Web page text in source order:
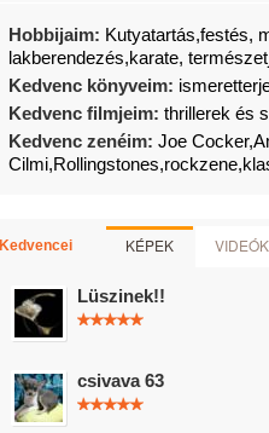
Hobbijaim: Kutyatartás,festés,
lakberendezés,karate,
Kedvenc könyveim:
Kedvenc filmjeim: thrillerek és
Kedvenc zenéim: Joe
Kedvencei KÉPEK VIDEÓK
Lüszinek!!
csivava 63